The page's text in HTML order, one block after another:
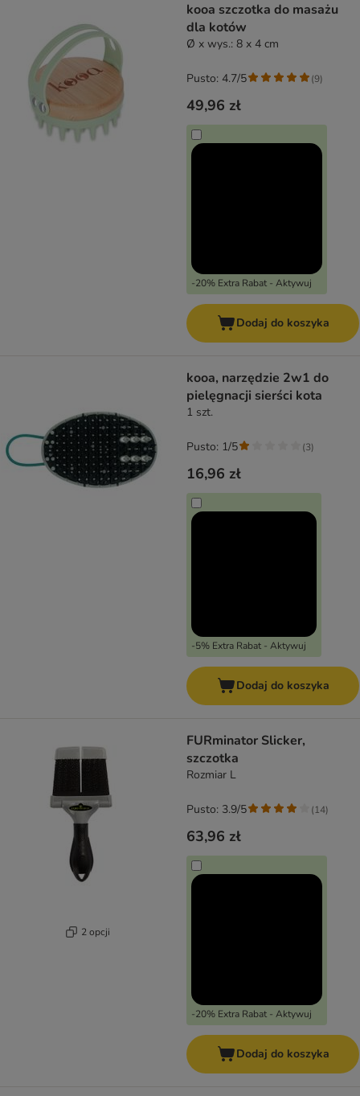
kooa szczotka do masażu
dla kotów
Ø x wys.: 8 x 4 cm
49,96 zł
-20% Extra Rabat - Aktywuj
Pusto: 4.7/5 (9)
Dodaj do koszyka
kooa, narzędzie 2w1 do
pielęgnacji sierści kota
1 szt.
16,96 zł
-5% Extra Rabat - Aktywuj
Pusto: 1/5 (3)
Dodaj do koszyka
2 opcji
FURminator Slicker,
szczotka
Rozmiar L
63,96 zł
-20% Extra Rabat - Aktywuj
Pusto: 3.9/5 (14)
Dodaj do koszyka